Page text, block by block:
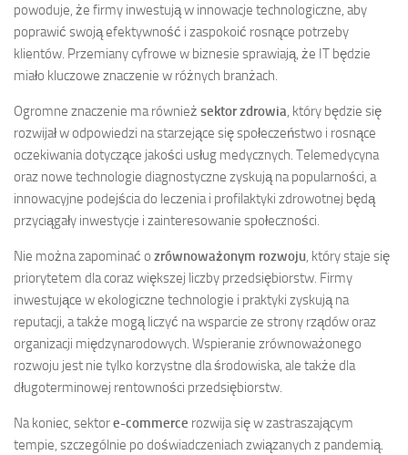
powoduje, że firmy inwestują w innowacje technologiczne, aby
poprawić swoją efektywność i zaspokoić rosnące potrzeby
klientów. Przemiany cyfrowe w biznesie sprawiają, że IT będzie
miało kluczowe znaczenie w różnych branżach.
Ogromne znaczenie ma również sektor zdrowia, który będzie się
rozwijał w odpowiedzi na starzejące się społeczeństwo i rosnące
oczekiwania dotyczące jakości usług medycznych. Telemedycyna
oraz nowe technologie diagnostyczne zyskują na popularności, a
innowacyjne podejścia do leczenia i profilaktyki zdrowotnej będą
przyciągały inwestycje i zainteresowanie społeczności.
Nie można zapominać o zrównoważonym rozwoju, który staje się
priorytetem dla coraz większej liczby przedsiębiorstw. Firmy
inwestujące w ekologiczne technologie i praktyki zyskują na
reputacji, a także mogą liczyć na wsparcie ze strony rządów oraz
organizacji międzynarodowych. Wspieranie zrównoważonego
rozwoju jest nie tylko korzystne dla środowiska, ale także dla
długoterminowej rentowności przedsiębiorstw.
Na koniec, sektore-commerce rozwija się w zastraszającym
tempie, szczególnie po doświadczeniach związanych z pandemią.